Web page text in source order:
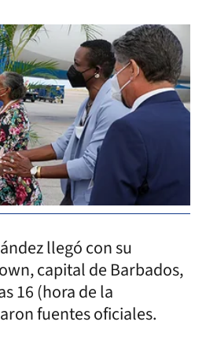
llegó con su
capital de Barbados,
16 (hora de la
fuentes oficiales.